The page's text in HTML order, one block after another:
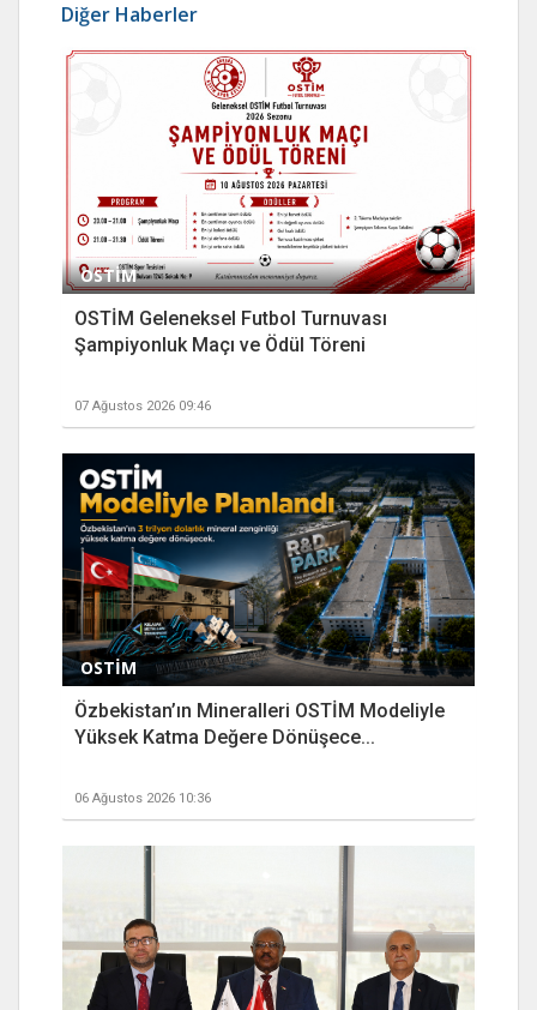
Diğer Haberler
OSTİM
OSTİM Geleneksel Futbol Turnuvası
Şampiyonluk Maçı ve Ödül Töreni
07 Ağustos 2026 09:46
OSTİM
Özbekistan’ın Mineralleri OSTİM Modeliyle
Yüksek Katma Değere Dönüşece...
06 Ağustos 2026 10:36